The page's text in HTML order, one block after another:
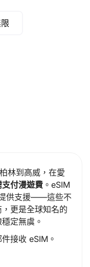
林到高威，在愛
支付漫遊費 。eSIM
供支援——這些不
更是全球知名的
定無虞。
接收 eSIM。